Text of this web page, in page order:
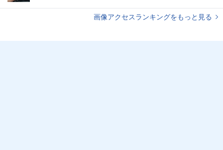
画像アクセスランキングをもっと見る